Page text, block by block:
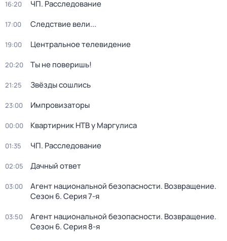
16:20 ЧП. Расследование
17:00 Следствие вели...
19:00 Центральное телевидение
20:20 Ты не поверишь!
21:25 Звёзды сошлись
23:00 Импровизаторы
00:00 Квартирник НТВ у Маргулиса
01:35 ЧП. Расследование
02:05 Дачный ответ
03:00 Агент национальной безопасности. Возвращение.
Сезон 6. Серия 7-я
03:50 Агент национальной безопасности. Возвращение.
Сезон 6. Серия 8-я